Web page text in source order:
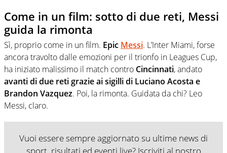
Come in un film: sotto di due reti, Messi
guida la rimonta
Sì, proprio come in un film. Epic Messi. L’Inter Miami, forse
ancora travolto dalle emozioni per il trionfo in Leagues Cup,
ha iniziato malissimo il match contro Cincinnati, andato
avanti di due reti grazie ai sigilli di Luciano Acosta e
Brandon Vazquez. Poi, la rimonta. Guidata da chi? Leo
Messi, claro.
Vuoi essere sempre aggiornato su ultime news di
sport, risultati ed eventi live? Iscriviti al nostro